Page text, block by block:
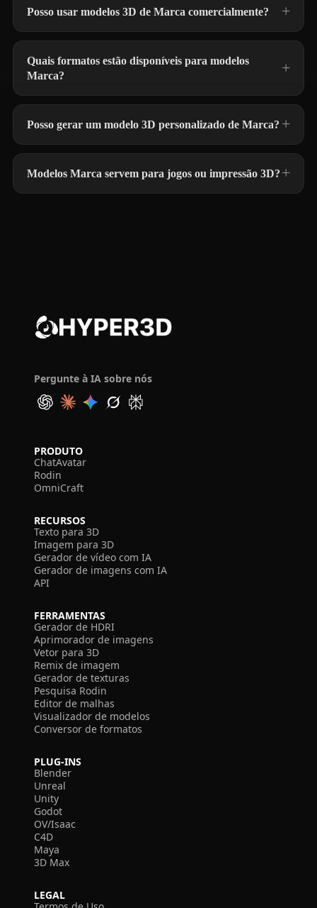
Posso usar modelos 3D de Marca comercialmente?
Quais formatos estão disponíveis para modelos
Marca?
Posso gerar um modelo 3D personalizado de Marca?
Modelos Marca servem para jogos ou impressão 3D?
Pergunte à IA sobre nós
PRODUTO
ChatAvatar
Rodin
OmniCraft
RECURSOS
Texto para 3D
Imagem para 3D
Gerador de vídeo com IA
Gerador de imagens com IA
API
FERRAMENTAS
Gerador de HDRI
Aprimorador de imagens
Vetor para 3D
Remix de imagem
Gerador de texturas
Pesquisa Rodin
Editor de malhas
Visualizador de modelos
Conversor de formatos
PLUG-INS
Blender
Unreal
Unity
Godot
OV/Isaac
C4D
Maya
3D Max
LEGAL